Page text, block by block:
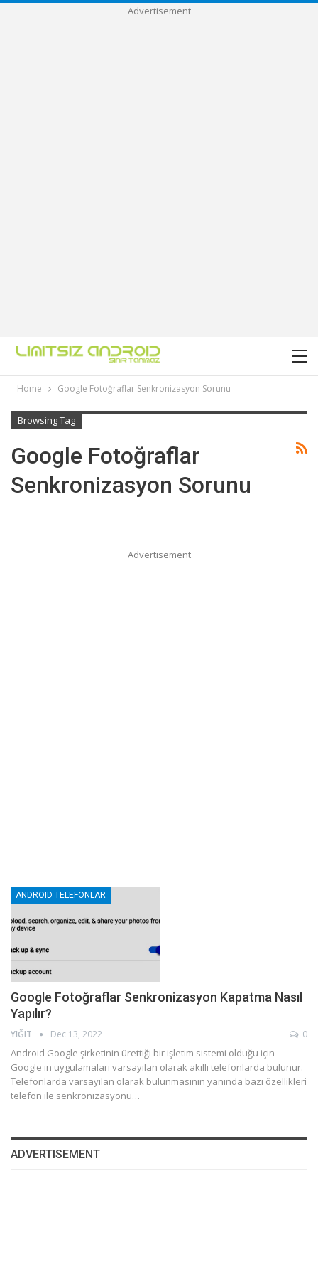
Advertisement
Home Google Fotoğraflar Senkronizasyon Sorunu
Browsing Tag
Google Fotoğraflar
Senkronizasyon Sorunu
Advertisement
ANDROID TELEFONLAR
Google Fotoğraflar Senkronizasyon Kapatma Nasıl
Yapılır?
YIĞIT Dec 13, 2022 0
Android Google şirketinin ürettiği bir işletim sistemi olduğu için
Google'ın uygulamaları varsayılan olarak akıllı telefonlarda bulunur.
Telefonlarda varsayılan olarak bulunmasının yanında bazı özellikleri
telefon ile senkronizasyonu…
ADVERTISEMENT